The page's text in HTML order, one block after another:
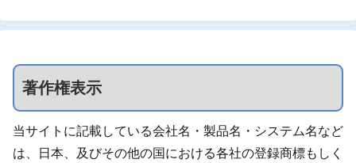
著作権表示
当サイトに記載している会社名・製品名・システム名など
は、日本、及びその他の国における各社の登録商標もしく